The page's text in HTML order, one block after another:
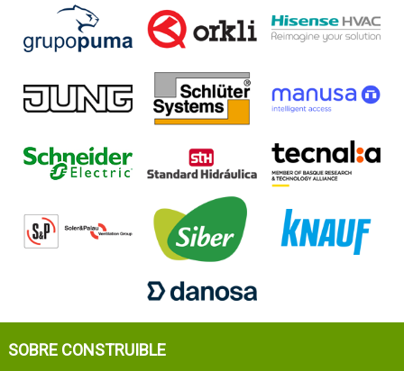
SOBRE CONSTRUIBLE